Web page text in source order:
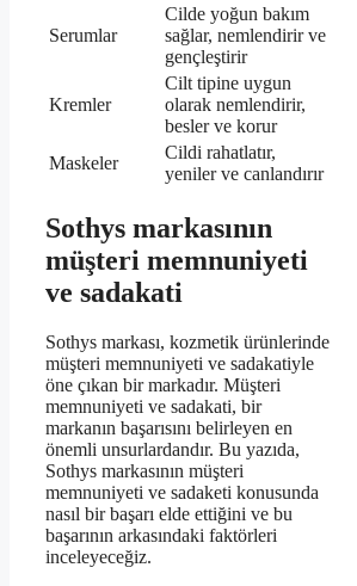
Serumlar
Cilde yoğun bakım
sağlar, nemlendirir ve
gençleştirir
Kremler
Cilt tipine uygun
olarak nemlendirir,
besler ve korur
Maskeler
Cildi rahatlatır,
yeniler ve canlandırır
Sothys markasının
müşteri memnuniyeti
ve sadakati
Sothys markası, kozmetik ürünlerinde
müşteri memnuniyeti ve sadakatiyle
öne çıkan bir markadır. Müşteri
memnuniyeti ve sadakati, bir
markanın başarısını belirleyen en
önemli unsurlardandır. Bu yazıda,
Sothys markasının müşteri
memnuniyeti ve sadaketi konusunda
nasıl bir başarı elde ettiğini ve bu
başarının arkasındaki faktörleri
inceleyeceğiz.